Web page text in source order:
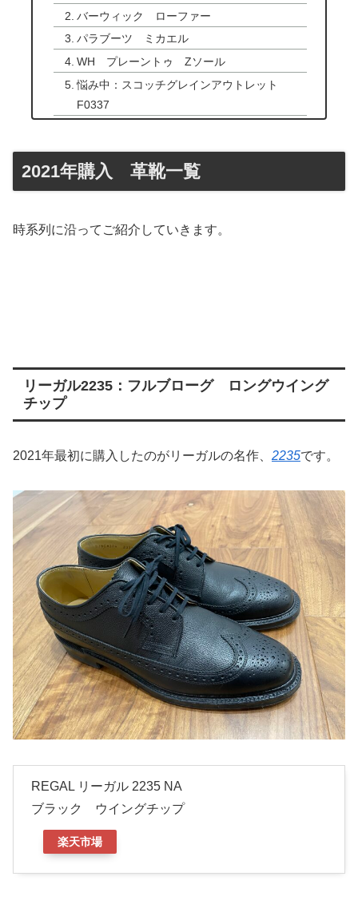
バーウィック ローファー
パラブーツ ミカエル
WH プレーントゥ Zソール
悩み中：スコッチグレインアウトレット
F0337
2021年購入 革靴一覧
時系列に沿ってご紹介していきます。
リーガル2235：フルブローグ ロングウイング
チップ
2021年最初に購入したのがリーガルの名作、 2235です。
REGAL リーガル 2235 NA
ブラック ウイングチップ
楽天市場